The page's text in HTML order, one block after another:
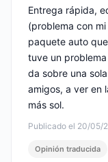
Publicado el 20/05/
Entrega rápida,
(problema con
paquete auto
tuve un
da sobre una
amigos, a ver en
más sol.
Opinión traducida